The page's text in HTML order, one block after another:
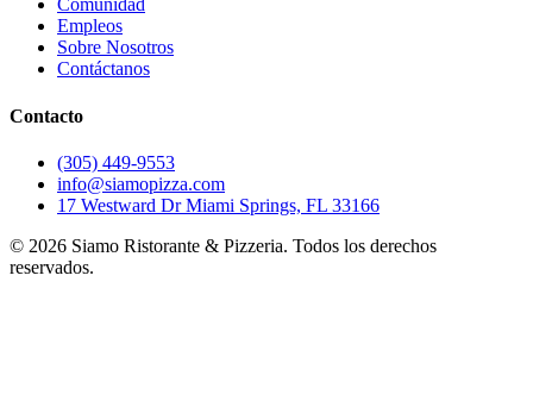
Comunidad
Empleos
Sobre Nosotros
Contáctanos
Contacto
(305) 449-9553
info@siamopizza.com
17 Westward Dr Miami Springs, FL 33166
© 2026 Siamo Ristorante & Pizzeria. Todos los derechos
reservados.